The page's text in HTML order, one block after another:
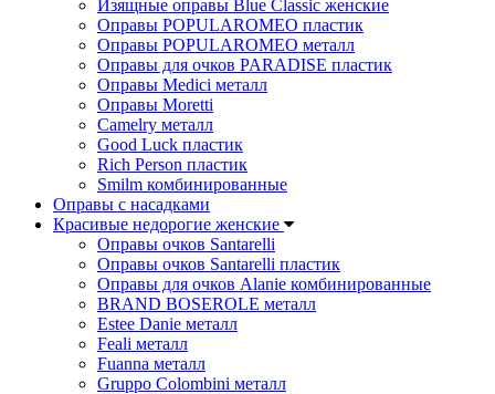
Изящные оправы Blue Classic женские
Оправы POPULAROMEO пластик
Оправы POPULAROMEO металл
Оправы для очков PARADISE пластик
Оправы Medici металл
Оправы Moretti
Camelry металл
Good Luck пластик
Rich Person пластик
Smilm комбинированные
Оправы с насадками
Красивые недорогие женские
Оправы очков Santarelli
Оправы очков Santarelli пластик
Оправы для очков Alanie комбинированные
BRAND BOSEROLE металл
Estee Danie металл
Feali металл
Fuanna металл
Gruppo Colombini металл